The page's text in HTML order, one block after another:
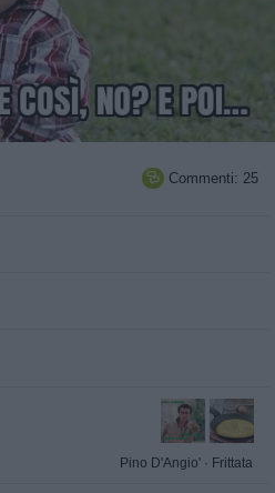
 Commenti: 25
Pino D'Angio' · Frittata